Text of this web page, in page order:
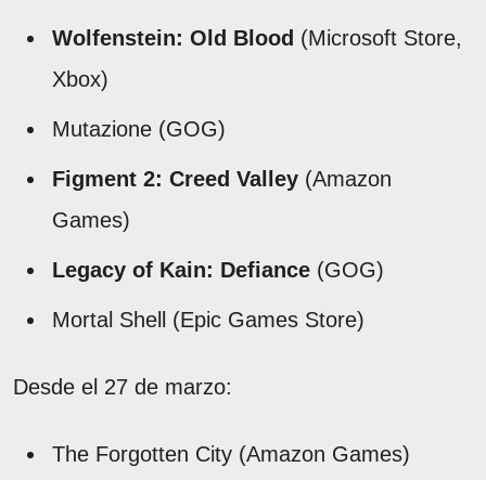
Wolfenstein: Old Blood (Microsoft Store,
Xbox)
Mutazione (GOG)
Figment 2: Creed Valley (Amazon
Games)
Legacy of Kain: Defiance (GOG)
Mortal Shell (Epic Games Store)
Desde el 27 de marzo:
The Forgotten City (Amazon Games)